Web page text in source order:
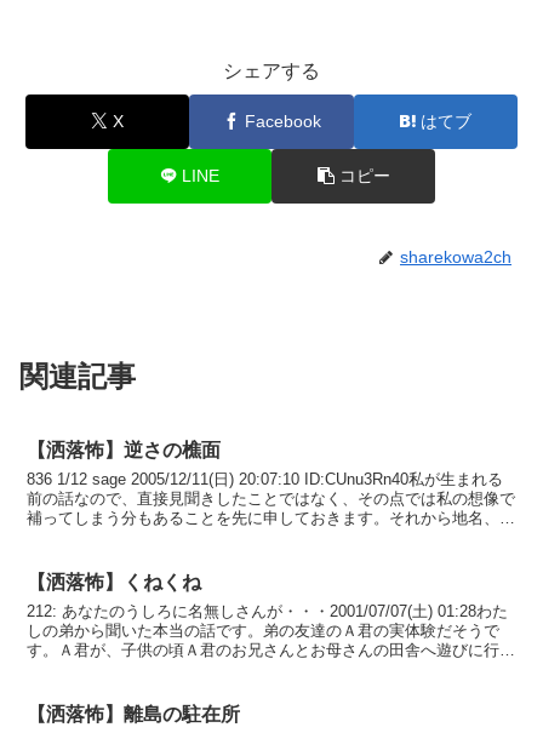
シェアする
X Facebook はてブ
LINE コピー
sharekowa2ch
関連記事
【洒落怖】逆さの樵面
836 1/12 sage 2005/12/11(日) 20:07:10 ID:CUnu3Rn40私が生まれる
前の話なので、直接見聞きしたことではなく、その点では私の想像で
補ってしまう分もあることを先に申しておきます。それから地名、人
【洒落怖】くねくね
212: あなたのうしろに名無しさんが・・・2001/07/07(土) 01:28わた
しの弟から聞いた本当の話です。弟の友達のＡ君の実体験だそうで
す。Ａ君が、子供の頃Ａ君のお兄さんとお母さんの田舎へ遊びに行き
【洒落怖】離島の駐在所